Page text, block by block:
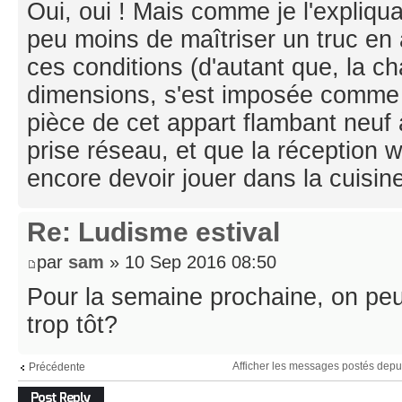
Oui, oui ! Mais comme je
peu moins de maîtriser un truc
ces conditions (d'autant que, la
dimensions, s'est imposée
pièce de cet appart flambant
prise réseau, et que la réception
encore devoir jouer dans la
Re: Ludisme estival
par sam » 10 Sep 2016 08:50
Pour la semaine prochaine, on
trop tôt?
Précédente Afficher les messages postés
Répondre